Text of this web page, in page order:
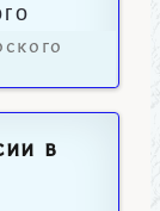
в